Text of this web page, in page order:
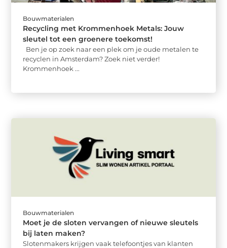
Bouwmaterialen
Recycling met Krommenhoek Metals: Jouw
sleutel tot een groenere toekomst!
Ben je op zoek naar een plek om je oude metalen te
recyclen in Amsterdam? Zoek niet verder!
Krommenhoek ...
Bouwmaterialen
Moet je de sloten vervangen of nieuwe sleutels
bij laten maken?
Slotenmakers krijgen vaak telefoontjes van klanten